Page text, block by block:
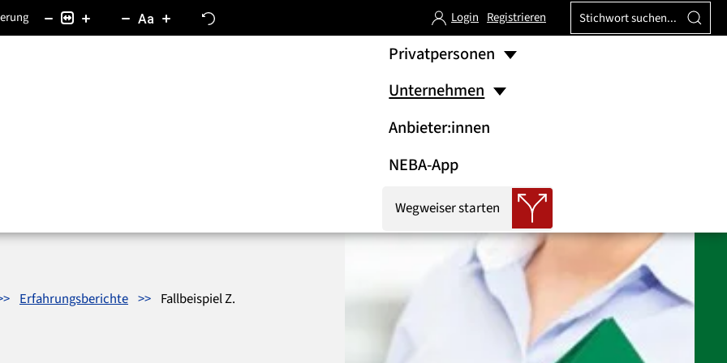
Aa Login Registrieren
Privatpersonen
Unternehmen
Anbieter:innen
NEBA-App
Wegweiser starten
Erfahrungsberichte Fallbeispiel Z.